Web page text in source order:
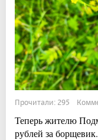
Прочитали: 295
Теперь жителю
рублей за борщевик.